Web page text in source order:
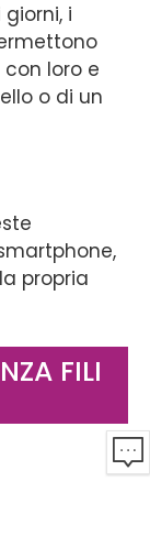
i
loro e
o di un
propria
FILI